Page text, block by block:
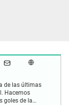
de las últimas
Hacemos
goles de la